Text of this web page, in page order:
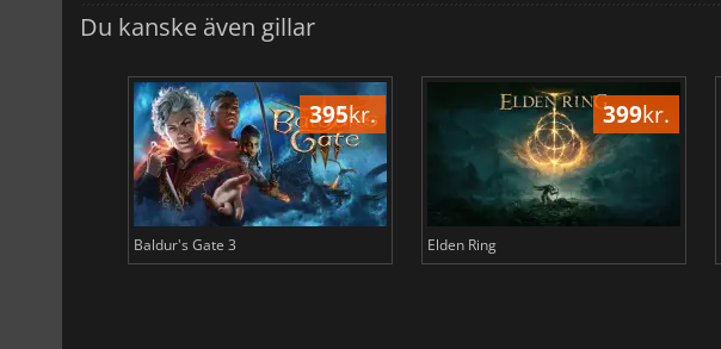
Du kanske även gillar
395kr.
Baldur's Gate 3
399kr.
Elden Ring